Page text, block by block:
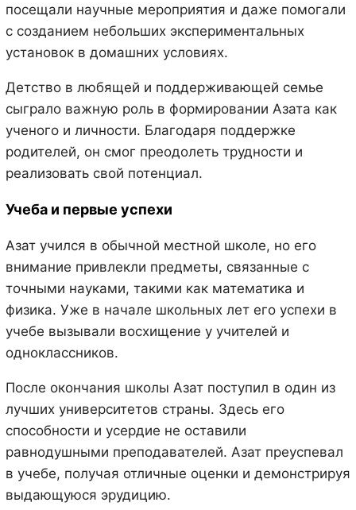
посещали научные мероприятия и даже помогали
с созданием небольших экспериментальных
установок в домашних условиях.
Детство в любящей и поддерживающей семье
сыграло важную роль в формировании Азата как
ученого и личности. Благодаря поддержке
родителей, он смог преодолеть трудности и
реализовать свой потенциал.
Учеба и первые успехи
Азат учился в обычной местной школе, но его
внимание привлекли предметы, связанные с
точными науками, такими как математика и
физика. Уже в начале школьных лет его успехи в
учебе вызывали восхищение у учителей и
одноклассников.
После окончания школы Азат поступил в один из
лучших университетов страны. Здесь его
способности и усердие не оставили
равнодушными преподавателей. Азат преуспевал
в учебе, получая отличные оценки и демонстрируя
выдающуюся эрудицию.